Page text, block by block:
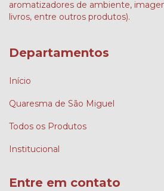
aromatizadores de ambiente,
livros, entre outros produtos).
Departamentos
Início
Quaresma de São Miguel
Todos os Produtos
Institucional
Entre em contato